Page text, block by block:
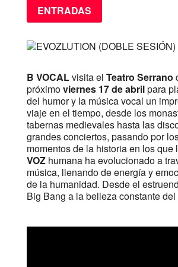
ENTRADAS
B VOCALvisita el Teatro Serrano
próximoviernes 17 de abrilpara
del humor y la música vocal un
viaje en el tiempo, desde los
tabernas medievales hasta las
grandes conciertos, pasando por
momentos de la historia en los que
VOZhumana ha evolucionado a
música, llenando de energía y
de la humanidad. Desde el
Big Bang a la belleza constante